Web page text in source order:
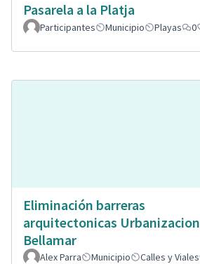
Pasarela a la Platja
Participantes
Municipio Playas 0
Eliminación barreras
arquitectonicas Urbanizacion
Bellamar
Alex Parra Municipio Calles y Viales